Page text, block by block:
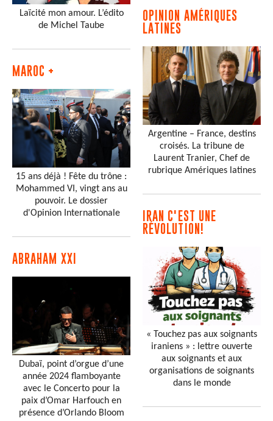
Laïcité mon amour. L’édito
de Michel Taube
MAROC +
15 ans déjà ! Fête du trône :
Mohammed VI, vingt ans au
pouvoir. Le dossier
d'Opinion Internationale
ABRAHAM XXI
Dubaï, point d’orgue d’une
année 2024 flamboyante
avec le Concerto pour la
paix d’Omar Harfouch en
présence d’Orlando Bloom
OPINION AMÉRIQUES
LATINES
Argentine – France, destins
croisés. La tribune de
Laurent Tranier, Chef de
rubrique Amériques latines
IRAN C'EST UNE
RÉVOLUTION!
« Touchez pas aux soignants
iraniens » : lettre ouverte
aux soignants et aux
organisations de soignants
dans le monde